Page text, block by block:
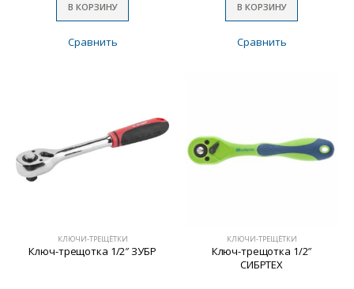
В КОРЗИНУ
Сравнить
В КОРЗИНУ
Сравнить
КЛЮЧИ-ТРЕЩЁТКИ
Ключ-трещотка 1/2″ ЗУБР
КЛЮЧИ-ТРЕЩЁТКИ
Ключ-трещотка 1/2″
СИБРТЕХ